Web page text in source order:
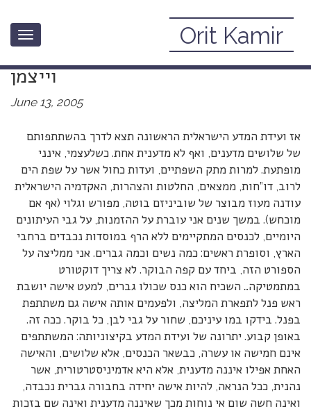
Toggle
Orit Kamir
ועידת המדענים (ולא מדעניות) במכון
וייצמן
June 13, 2005
אז ועידת המדע הישראלית הראשונה תצא לדרך בהשתתפותם
של שלושים מדענים, ואף לא מדענית אחת. כשלעצמי, אינני
מופתעת. למרות מתק השפתיים, ועדות כחול אשר על שפת הים
לרוב, דו”חות, ממצאים, החלטות והצהרות, האקדמיה הישראלית
עודנה מעוז מבוצר של שוביניזם בוטה, מפורש וגלוי (אף אם
מוכחש). במשך שנים אני עוברת על ההזמנות, על גבי העיתונים
היומיים, לכנסים המתקיימים ללא הרף במוסדות נכבדים ברחבי
הארץ, וסופרת ראשים: כמה נשים וכמה גברים. אני ממליצה על
הספורט הזה, ביחד עם קפה הבוקר. לא צריך דוקטורט
במתמטיקה… השכיח הוא כנס שכולו גברים, למעט אישה יושבת
ראש פנל לתפארת המליצה, ולפעמים אותה אישה גם משתתפת
בפנל. בידקו במו עיניכם, שחור על גבי לבן, כל בוקר. ככה זה.
באופן קבוע. יתרונה של ועידת המדע בקיצוניותה: המשתתפים
אינם חמישה או עשרה, כבשאר הכנסים, אלא שלושים, והאישה
האחת אפילו איננה מדענית, אלא היא אדמיניסטרטורית, אשר
נהנית, ככל הנראה, להיות אישה יחידה בחבורה גברית נכבדה,
ואינה חשה שום אי נוחות מכך שאיננה מדענית ואינה שם בזכות